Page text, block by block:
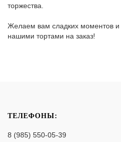
торжества.
Желаем вам сладких моментов и
нашими тортами на заказ!
ТЕЛЕФОНЫ:
8 (985) 550-05-39